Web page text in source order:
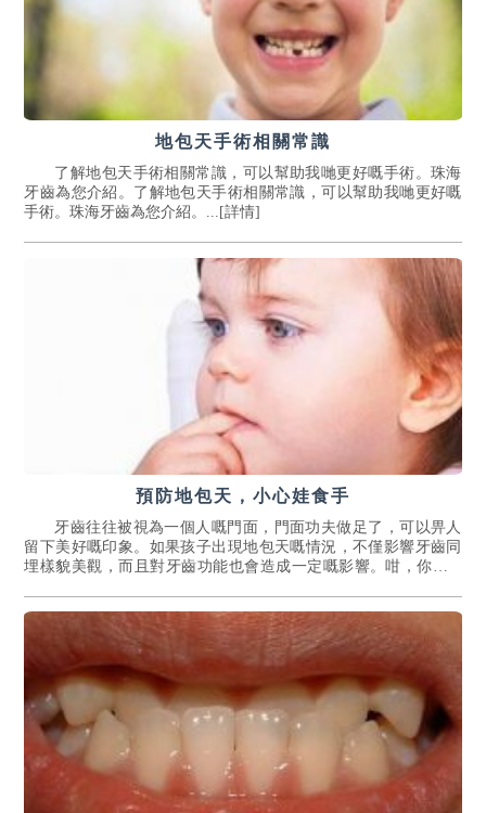
地包天手術相關常識
了解地包天手術相關常識，可以幫助我哋更好嘅手術。珠海
牙齒為您介紹。了解地包天手術相關常識，可以幫助我哋更好嘅
手術。珠海牙齒為您介紹。...[詳情]
預防地包天，小心娃食手
牙齒往往被視為一個人嘅門面，門面功夫做足了，可以畀人
留下美好嘅印象。如果孩子出現地包天嘅情況，不僅影響牙齒同
埋樣貌美觀，而且對牙齒功能也會造成一定嘅影響。咁，你知...